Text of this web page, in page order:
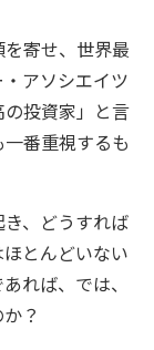
寄せ、世界最
アソシエイツ
投資家」と言
番重視するも
、どうすれば
とんどいない
れば、では、
？